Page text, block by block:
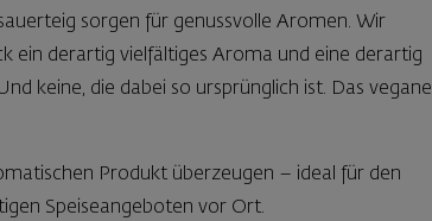
sorgen für genussvolle Aromen. Wir
ein derartig vielfältiges Aroma und eine derartig
keine, die dabei so ursprünglich ist. Das vegane
Produkt überzeugen – ideal für den
Speiseangeboten vor Ort.